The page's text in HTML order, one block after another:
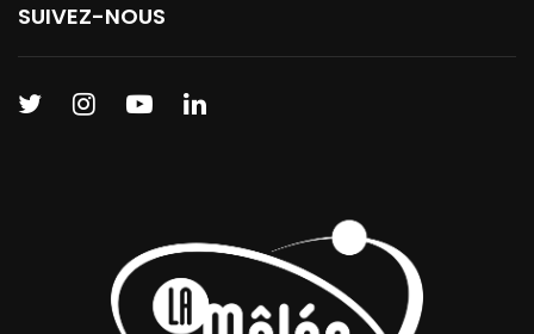
SUIVEZ-NOUS